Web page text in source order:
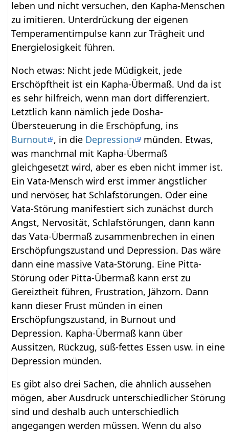
leben und nicht versuchen, den Kapha-Menschen
zu imitieren. Unterdrückung der eigenen
Temperamentimpulse kann zur Trägheit und
Energielosigkeit führen.
Noch etwas: Nicht jede Müdigkeit, jede
Erschöpftheit ist ein Kapha-Übermaß. Und da ist
es sehr hilfreich, wenn man dort differenziert.
Letztlich kann nämlich jede Dosha-
Übersteuerung in die Erschöpfung, ins
Burnout
, in die Depression
münden. Etwas,
was manchmal mit Kapha-Übermaß
gleichgesetzt wird, aber es eben nicht immer ist.
Ein Vata-Mensch wird erst immer ängstlicher
und nervöser, hat Schlafstörungen. Oder eine
Vata-Störung manifestiert sich zunächst durch
Angst, Nervosität, Schlafstörungen, dann kann
das Vata-Übermaß zusammenbrechen in einen
Erschöpfungszustand und Depression. Das wäre
dann eine massive Vata-Störung. Eine Pitta-
Störung oder Pitta-Übermaß kann erst zu
Gereiztheit führen, Frustration, Jähzorn. Dann
kann dieser Frust münden in einen
Erschöpfungszustand, in Burnout und
Depression. Kapha-Übermaß kann über
Aussitzen, Rückzug, süß-fettes Essen usw. in eine
Depression münden.
Es gibt also drei Sachen, die ähnlich aussehen
mögen, aber Ausdruck unterschiedlicher Störung
sind und deshalb auch unterschiedlich
angegangen werden müssen. Wenn du also